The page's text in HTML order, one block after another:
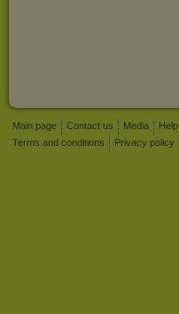
Main page Contact us Media Help
Terms and conditions
Privacy policy